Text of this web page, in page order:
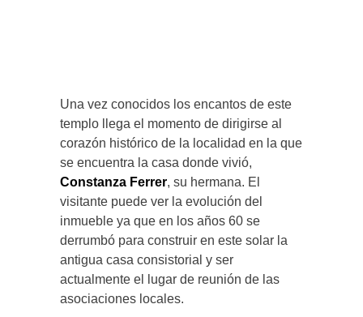
Una vez conocidos los encantos de este
templo llega el momento de dirigirse al
corazón histórico de la localidad en la que
se encuentra la casa donde vivió,
Constanza Ferrer, su hermana. El
visitante puede ver la evolución del
inmueble ya que en los años 60 se
derrumbó para construir en este solar la
antigua casa consistorial y ser
actualmente el lugar de reunión de las
asociaciones locales.